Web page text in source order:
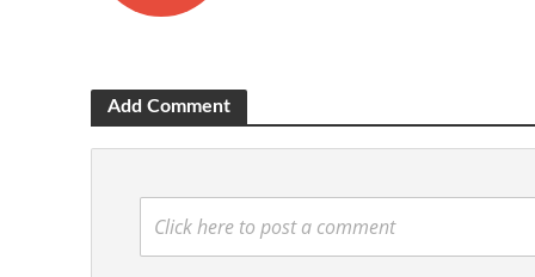
Add Comment
Click here to post a comment